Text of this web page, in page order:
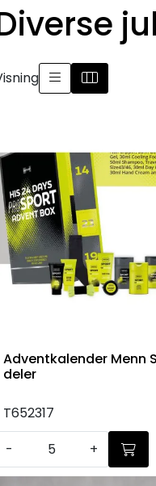
Adventkalender Menn
deler
T652317
-
+